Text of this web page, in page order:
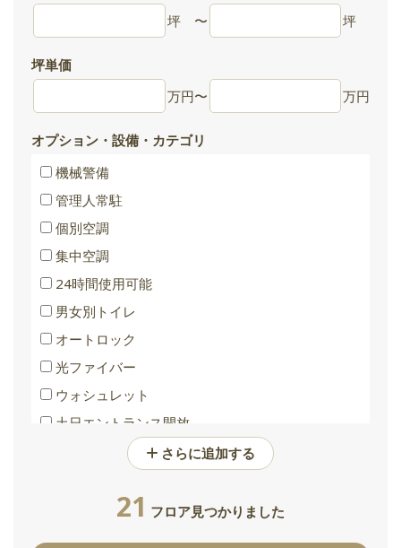
坪 〜 坪
坪単価
万円〜 万円
オプション・設備・カテゴリ
機械警備
管理人常駐
個別空調
集中空調
24時間使用可能
男女別トイレ
オートロック
光ファイバー
ウォシュレット
土日エントランス開放
バリアフリートイレさらに追加する
21 フロア見つかりました